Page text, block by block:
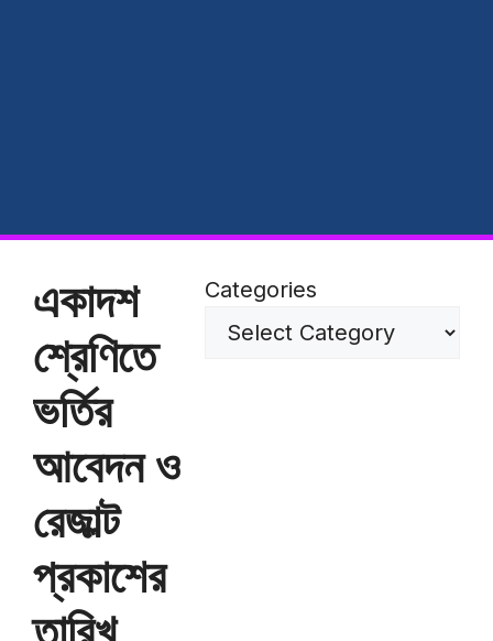
একাদশ
শ্রেণিতে
ভর্তির
আবেদন ও
রেজাল্ট
প্রকাশের
Categories